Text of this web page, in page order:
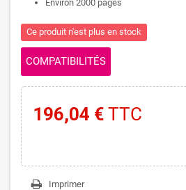
Environ 2000 pages
Ce produit n'est plus en stock
COMPATIBILITÉS
196,04 € TTC
Imprimer